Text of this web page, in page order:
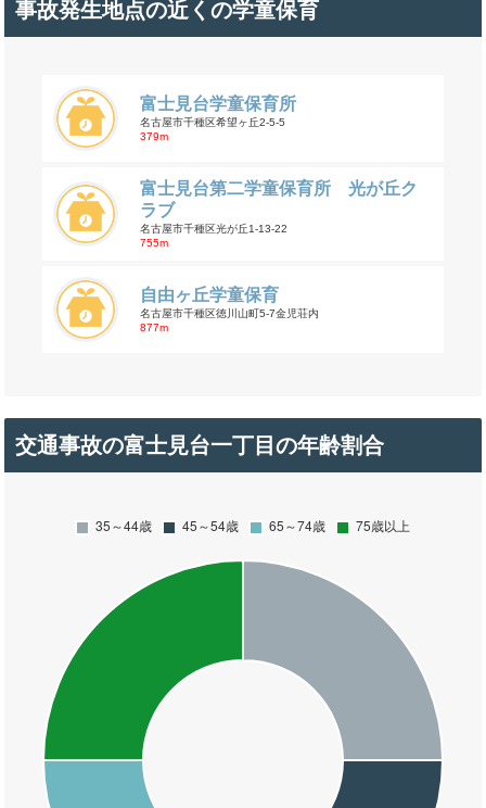
事故発生地点の近くの学童保育
富士見台学童保育所
名古屋市千種区希望ヶ丘2-5-5
379m
富士見台第二学童保育所 光が丘ク
ラブ
名古屋市千種区光が丘1-13-22
755m
自由ヶ丘学童保育
名古屋市千種区徳川山町5-7金児荘内
877m
交通事故の富士見台一丁目の年齢割合